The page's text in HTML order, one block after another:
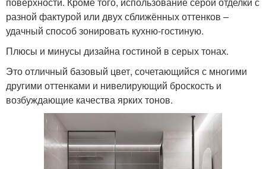
разной фактурой или двух сближённых оттенков –
удачный способ зонировать кухню-гостиную.
Плюсы и минусы дизайна гостиной в серых тонах.
Это отличный базовый цвет, сочетающийся с многими
другими оттенками и нивелирующий броскость и
возбуждающие качества ярких тонов.